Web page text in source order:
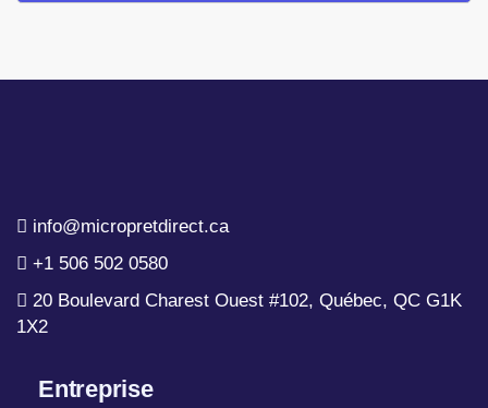
info@micropretdirect.ca
+1 506 502 0580
20 Boulevard Charest Ouest #102, Québec, QC G1K
1X2
Entreprise